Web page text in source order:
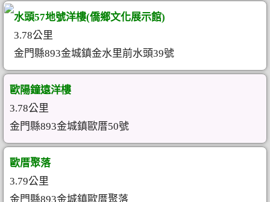
水頭57地號洋樓(僑鄉文化展示館)
3.78公里
金門縣893金城鎮金水里前水頭39號
歐陽鐘遠洋樓
3.78公里
金門縣893金城鎮歐厝50號
歐厝聚落
3.79公里
金門縣893金城鎮歐厝聚落